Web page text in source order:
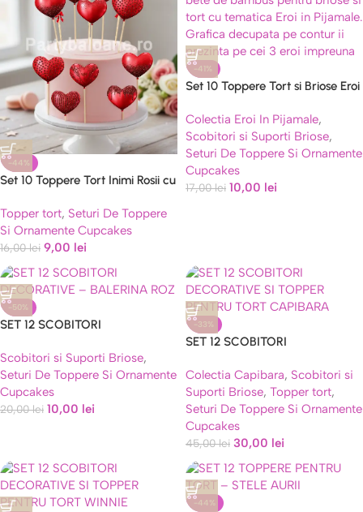
-44%
Set 10 Toppere Tort Inimi Rosii cu
Topper tort, Seturi De Toppere
Si Ornamente Cupcakes
16,00lei 9,00 lei
-41%
Set 10 Toppere Tort si Briose Eroi
Colectia Eroi In Pijamale,
Scobitori si Suporti Briose,
Seturi De Toppere Si Ornamente
Cupcakes
17,00lei 10,00 lei
-50%
SET 12 SCOBITORI
Scobitori si Suporti Briose,
Seturi De Toppere Si Ornamente
Cupcakes
20,00lei 10,00 lei
-33%
SET 12 SCOBITORI
PENTRU TORT CAPIBARA
Colectia Capibara, Scobitori si
Suporti Briose, Topper tort,
Seturi De Toppere Si Ornamente
Cupcakes
45,00lei 30,00 lei
-44%